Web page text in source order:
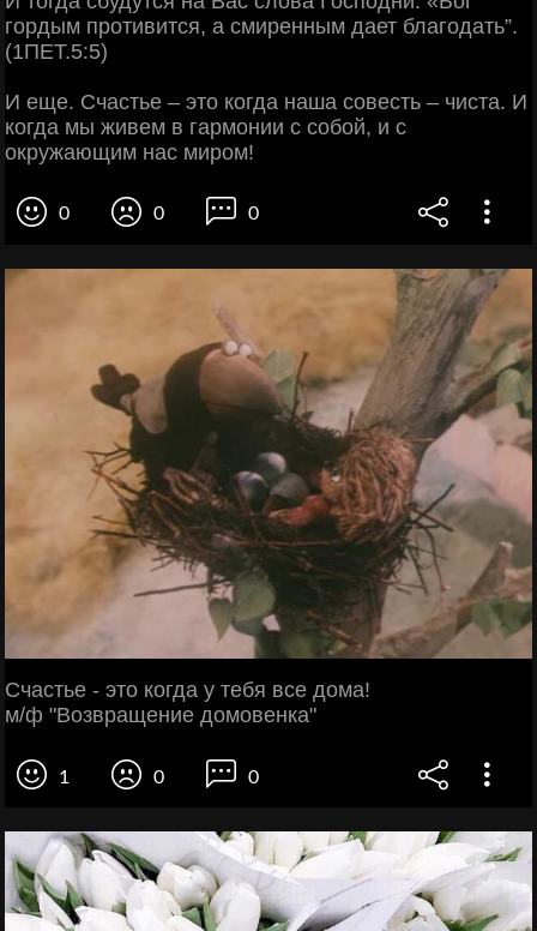
гордым противится, а смиренным дает благодать”.
(1ПЕТ.5:5)
И еще. Счастье – это когда наша совесть – чиста. И
когда мы живем в гармонии с собой, и с
окружающим нас миром!
0 0 0
Счастье - это когда у тебя все дома!
м/ф "Возвращение домовенка"
1 0 0